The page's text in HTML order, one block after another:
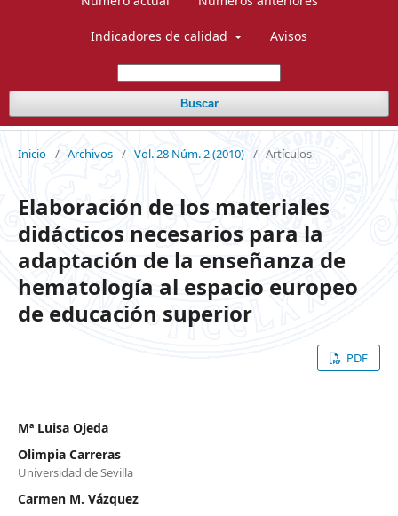
Indicadores de calidad Avisos
Buscar
Inicio / Archivos / Vol. 28 Núm. 2 (2010) / Artículos
Elaboración de los materiales
didácticos necesarios para la
adaptación de la enseñanza de
hematología al espacio europeo
de educación superior
PDF
Mª Luisa Ojeda
Olimpia Carreras
Universidad de Sevilla
Carmen M. Vázquez